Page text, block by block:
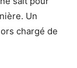
Un
chargé de